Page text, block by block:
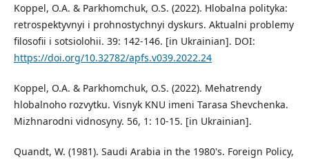
Koppel, O.A. & Parkhomchuk, O.S. (2022). Hlobalna polityka:
retrospektyvnyi i prohnostychnyi dyskurs. Aktualni problemy
filosofii i sotsiolohii. 39: 142-146. [in Ukrainian]. DOI:
https://doi.org/10.32782/apfs.v039.2022.24
Koppel, O.A. & Parkhomchuk, O.S. (2022). Mehatrendy
hlobalnoho rozvytku. Visnyk KNU imeni Tarasa Shevchenka.
Mizhnarodni vidnosyny. 56, 1: 10-15. [in Ukrainian].
Quandt, W. (1981). Saudi Arabia in the 1980's. Foreign Policy,